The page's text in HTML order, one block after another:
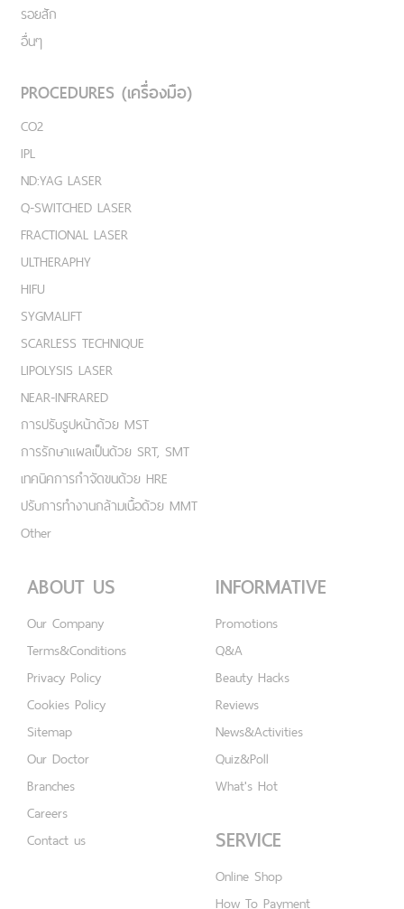
รอยสัก
อื่นๆ
PROCEDURES (เครื่องมือ)
CO2
IPL
ND:YAG LASER
Q-SWITCHED LASER
FRACTIONAL LASER
ULTHERAPHY
HIFU
SYGMALIFT
SCARLESS TECHNIQUE
LIPOLYSIS LASER
NEAR-INFRARED
การปรับรูปหน้าด้วย MST
การรักษาแผลเป็นด้วย SRT, SMT
เทคนิคการกำจัดขนด้วย HRE
ปรับการทำงานกล้ามเนื้อด้วย MMT
Other
ABOUT US
Our Company
Terms&Conditions
Privacy Policy
Cookies Policy
Sitemap
Our Doctor
Branches
Careers
Contact us
INFORMATIVE
Promotions
Q&A
Beauty Hacks
Reviews
News&Activities
Quiz&Poll
What's Hot
SERVICE
Online Shop
How To Payment